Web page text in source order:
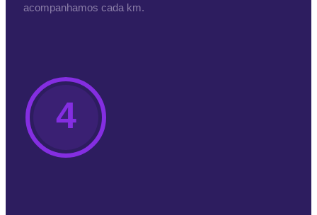
acompanhamos cada km.
4